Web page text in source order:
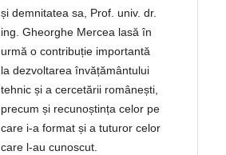
și demnitatea sa, Prof. univ. dr.
ing. Gheorghe Mercea lasă în
urmă o contribuție importantă
la dezvoltarea învățământului
tehnic și a cercetării românești,
precum și recunoștința celor pe
care i-a format și a tuturor celor
care l-au cunoscut.